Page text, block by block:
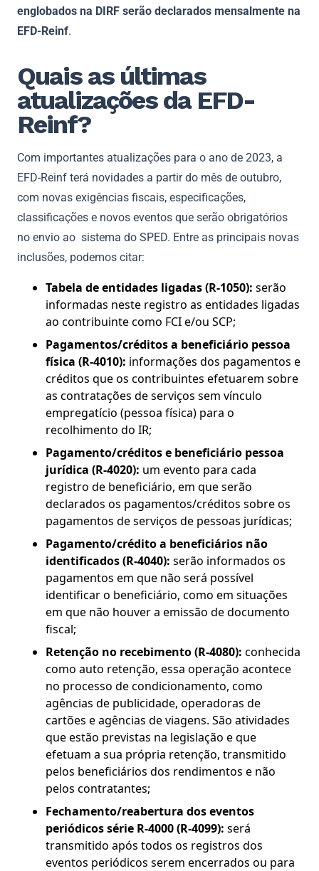
englobados na DIRF serão declarados mensalmente na
EFD-Reinf.
Quais as últimas
atualizações da EFD-
Reinf?
Com importantes atualizações para o ano de 2023, a
EFD-Reinf terá novidades a partir do mês de outubro,
com novas exigências fiscais, especificações,
classificações e novos eventos que serão obrigatórios
no envio ao sistema do SPED. Entre as principais novas
inclusões, podemos citar:
Tabela de entidades ligadas (R-1050): serão
informadas neste registro as entidades ligadas
ao contribuinte como FCI e/ou SCP;
Pagamentos/créditos a beneficiário pessoa
física (R-4010): informações dos pagamentos e
créditos que os contribuintes efetuarem sobre
as contratações de serviços sem vínculo
empregatício (pessoa física) para o
recolhimento do IR;
Pagamento/créditos e beneficiário pessoa
jurídica (R-4020): um evento para cada
registro de beneficiário, em que serão
declarados os pagamentos/créditos sobre os
pagamentos de serviços de pessoas jurídicas;
Pagamento/crédito a beneficiários não
identificados (R-4040): serão informados os
pagamentos em que não será possível
identificar o beneficiário, como em situações
em que não houver a emissão de documento
fiscal;
Retenção no recebimento (R-4080): conhecida
como auto retenção, essa operação acontece
no processo de condicionamento, como
agências de publicidade, operadoras de
cartões e agências de viagens. São atividades
que estão previstas na legislação e que
efetuam a sua própria retenção, transmitido
pelos beneficiários dos rendimentos e não
pelos contratantes;
Fechamento/reabertura dos eventos
periódicos série R-4000 (R-4099): será
transmitido após todos os registros dos
eventos periódicos serem encerrados ou para